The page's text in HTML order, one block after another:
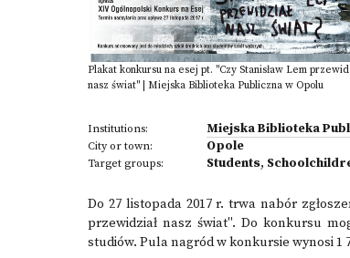
Plakat konkursu na esej pt. "Czy Stanisław Lem
nasz świat" | Miejska Biblioteka Publiczna w Opolu
Institutions: Miejska Biblioteka
City or town: Opole
Target groups: Students,
Do 27 listopada 2017 r. trwa nabór
przewidział nasz świat". Do konkursu
studiów. Pula nagród w konkursie wynosi 1